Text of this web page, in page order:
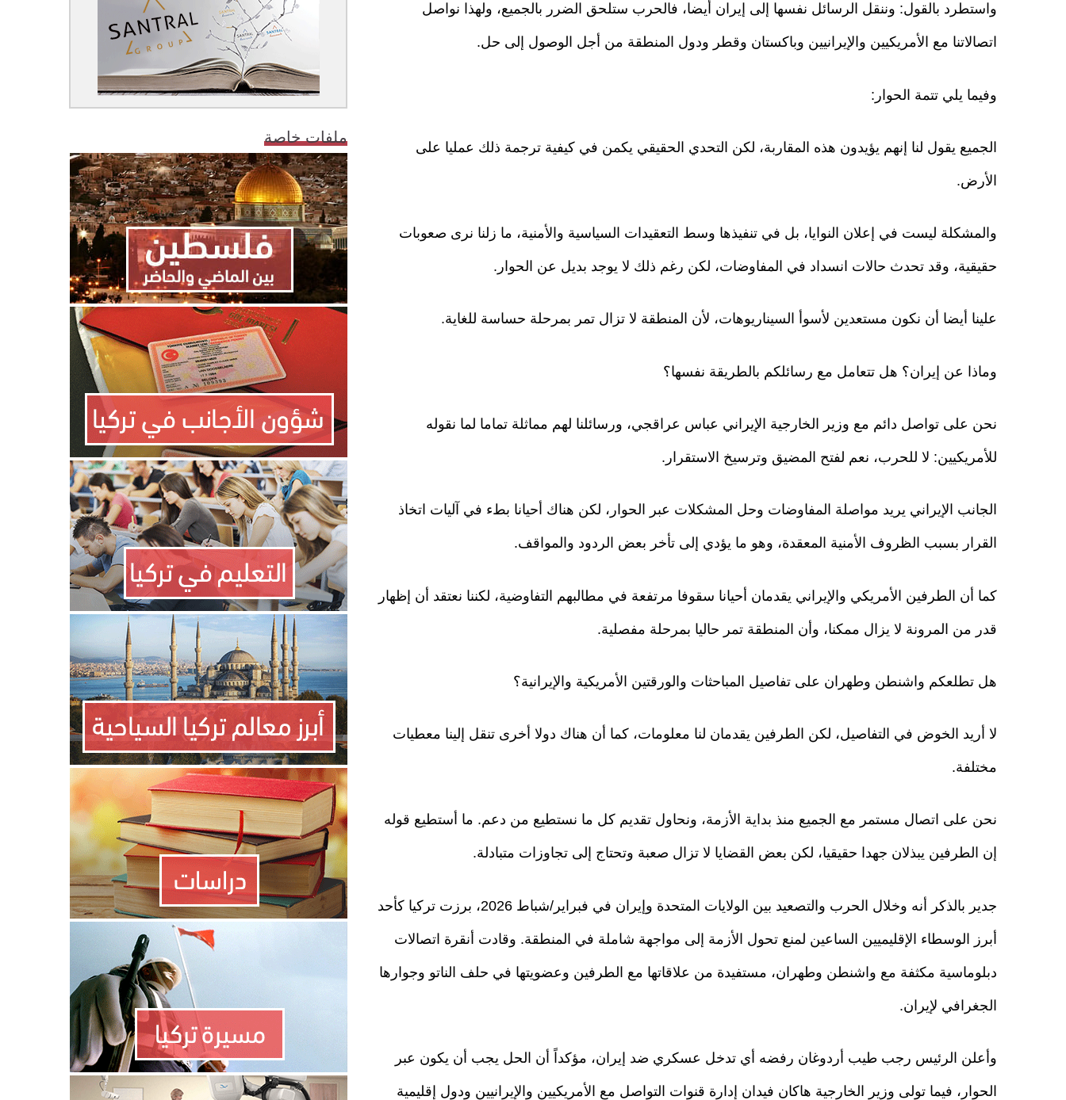
واستطرد بالقول: وننقل الرسائل نفسها إلى إيران أيضا، فالحرب ستلحق الضرر بالجميع، ولهذا نواصل
اتصالاتنا مع الأمريكيين والإيرانيين وباكستان وقطر ودول المنطقة من أجل الوصول إلى حل.
وفيما يلي تتمة الحوار:
الجميع يقول لنا إنهم يؤيدون هذه المقاربة، لكن التحدي الحقيقي يكمن في كيفية ترجمة ذلك عمليا على
الأرض.
والمشكلة ليست في إعلان النوايا، بل في تنفيذها وسط التعقيدات السياسية والأمنية، ما زلنا نرى صعوبات
حقيقية، وقد تحدث حالات انسداد في المفاوضات، لكن رغم ذلك لا يوجد بديل عن الحوار.
علينا أيضا أن نكون مستعدين لأسوأ السيناريوهات، لأن المنطقة لا تزال تمر بمرحلة حساسة للغاية.
وماذا عن إيران؟ هل تتعامل مع رسائلكم بالطريقة نفسها؟
نحن على تواصل دائم مع وزير الخارجية الإيراني عباس عراقجي، ورسائلنا لهم مماثلة تماما لما نقوله
للأمريكيين: لا للحرب، نعم لفتح المضيق وترسيخ الاستقرار.
الجانب الإيراني يريد مواصلة المفاوضات وحل المشكلات عبر الحوار، لكن هناك أحيانا بطء في آليات اتخاذ
القرار بسبب الظروف الأمنية المعقدة، وهو ما يؤدي إلى تأخر بعض الردود والمواقف.
كما أن الطرفين الأمريكي والإيراني يقدمان أحيانا سقوفا مرتفعة في مطالبهم التفاوضية، لكننا نعتقد أن إظهار
قدر من المرونة لا يزال ممكنا، وأن المنطقة تمر حاليا بمرحلة مفصلية.
هل تطلعكم واشنطن وطهران على تفاصيل المباحثات والورقتين الأمريكية والإيرانية؟
لا أريد الخوض في التفاصيل، لكن الطرفين يقدمان لنا معلومات، كما أن هناك دولا أخرى تنقل إلينا معطيات
مختلفة.
نحن على اتصال مستمر مع الجميع منذ بداية الأزمة، ونحاول تقديم كل ما نستطيع من دعم. ما أستطيع قوله
إن الطرفين يبذلان جهدا حقيقيا، لكن بعض القضايا لا تزال صعبة وتحتاج إلى تجاوزات متبادلة.
جدير بالذكر أنه وخلال الحرب والتصعيد بين الولايات المتحدة وإيران في فبراير/شباط 2026، برزت تركيا كأحد
أبرز الوسطاء الإقليميين الساعين لمنع تحول الأزمة إلى مواجهة شاملة في المنطقة. وقادت أنقرة اتصالات
دبلوماسية مكثفة مع واشنطن وطهران، مستفيدة من علاقاتها مع الطرفين وعضويتها في حلف الناتو وجوارها
الجغرافي لإيران.
وأعلن الرئيس رجب طيب أردوغان رفضه أي تدخل عسكري ضد إيران، مؤكداً أن الحل يجب أن يكون عبر
الحوار، فيما تولى وزير الخارجية هاكان فيدان إدارة قنوات التواصل مع الأمريكيين والإيرانيين ودول إقليمية
ملفات خاصة